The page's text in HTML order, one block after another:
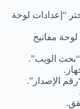
“إعدادات لوحة
لوحة مفاتيح
“بحث الويب”.
الإصدار”.